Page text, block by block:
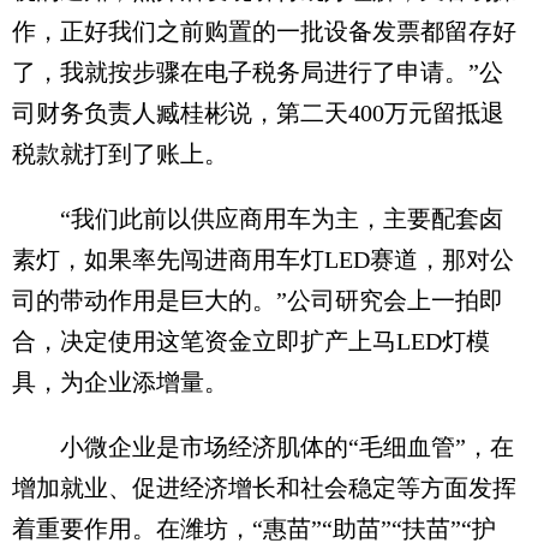
作，正好我们之前购置的一批设备发票都留存好
了，我就按步骤在电子税务局进行了申请。”公
司财务负责人臧桂彬说，第二天400万元留抵退
税款就打到了账上。
“我们此前以供应商用车为主，主要配套卤
素灯，如果率先闯进商用车灯LED赛道，那对公
司的带动作用是巨大的。”公司研究会上一拍即
合，决定使用这笔资金立即扩产上马LED灯模
具，为企业添增量。
小微企业是市场经济肌体的“毛细血管”，在
增加就业、促进经济增长和社会稳定等方面发挥
着重要作用。在潍坊，“惠苗”“助苗”“扶苗”“护